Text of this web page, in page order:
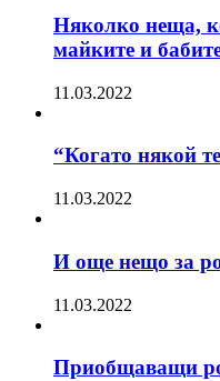
Няколко неща,
майките и
11.03.2022
“Когато някой
11.03.2022
И още нещо за
11.03.2022
Приобщаващи